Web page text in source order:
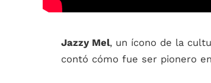
Jazzy Mel, un ícono de la
contó cómo fue ser pionero